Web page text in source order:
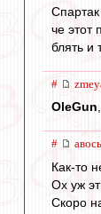
Спартак
че этот
блять и
#
OleGun
#
Как-то
Ох уж
Скоро